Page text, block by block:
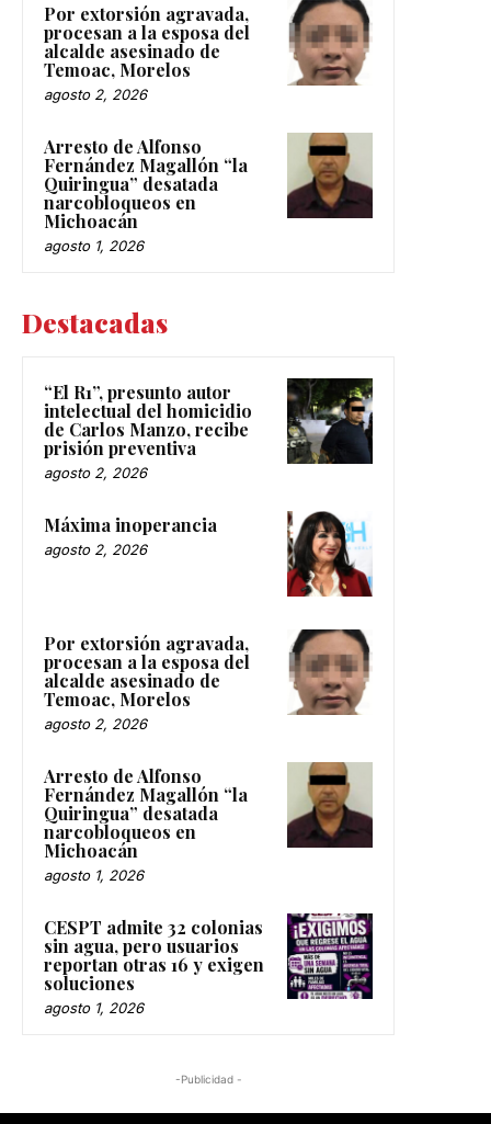
Por extorsión agravada,
procesan a la esposa del
alcalde asesinado de
Temoac, Morelos
agosto 2, 2026
Arresto de Alfonso
Fernández Magallón “la
Quiringua” desatada
narcobloqueos en
Michoacán
agosto 1, 2026
Destacadas
“El R1”, presunto autor
intelectual del homicidio
de Carlos Manzo, recibe
prisión preventiva
agosto 2, 2026
Máxima inoperancia
agosto 2, 2026
Por extorsión agravada,
procesan a la esposa del
alcalde asesinado de
Temoac, Morelos
agosto 2, 2026
Arresto de Alfonso
Fernández Magallón “la
Quiringua” desatada
narcobloqueos en
Michoacán
agosto 1, 2026
CESPT admite 32 colonias
sin agua, pero usuarios
reportan otras 16 y exigen
soluciones
agosto 1, 2026
-Publicidad -